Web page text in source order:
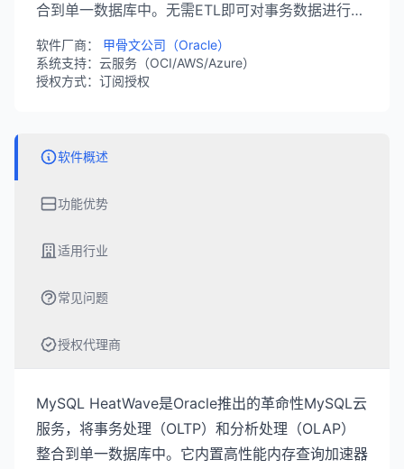
合到单一数据库中。无需ETL即可对事务数据进行实
支持机器学习和生成式AI功能。
软件厂商： 甲骨文公司（Oracle）
系统支持：云服务（OCI/AWS/Azure）
授权方式：订阅授权
软件概述
功能优势
适用行业
常见问题
授权代理商
MySQL HeatWave是Oracle推出的革命性MySQL云
服务，将事务处理（OLTP）和分析处理（OLAP）
整合到单一数据库中。它内置高性能内存查询加速器